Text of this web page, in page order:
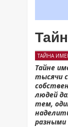
ТАЙНА
Тайне
тысячи
людей
тем,
разными